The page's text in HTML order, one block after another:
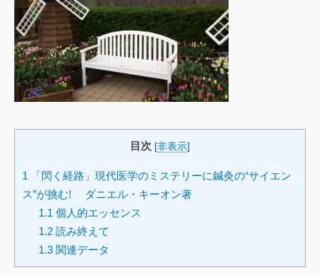
目次 [非表示]
1 「閃く経路」現代医学のミステリーに鍼灸の“サイエン
ス”が挑む! ダニエル・キーオン著
1.1 個人的エッセンス
1.2読み終えて
1.3関連データ